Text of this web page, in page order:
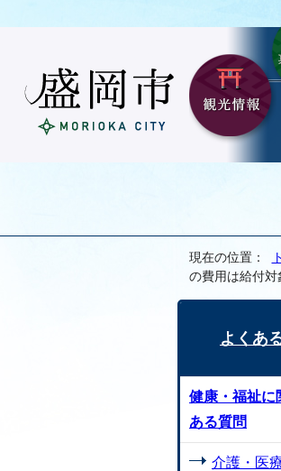
現在の位置：
の費用は給付対
よくあ
健康・福祉に
ある質問
介護・医